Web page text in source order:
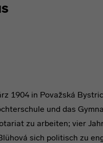
1904 in Považská
und das
zu arbeiten; vier
sich politisch zu